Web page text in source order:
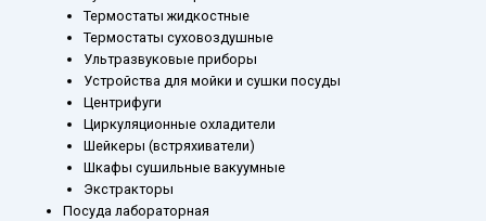
Термостаты жидкостные
Термостаты суховоздушные
Ультразвуковые приборы
Устройства для мойки и сушки посуды
Центрифуги
Циркуляционные охладители
Шейкеры (встряхиватели)
Шкафы сушильные вакуумные
Экстракторы
Посуда лабораторная